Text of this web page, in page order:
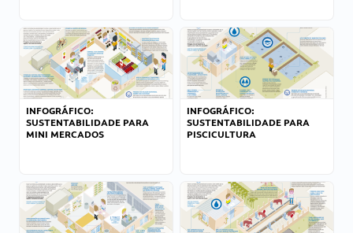
INFOGRÁFICO:
SUSTENTABILIDADE PARA
MINI MERCADOS
INFOGRÁFICO:
SUSTENTABILIDADE PARA
PISCICULTURA